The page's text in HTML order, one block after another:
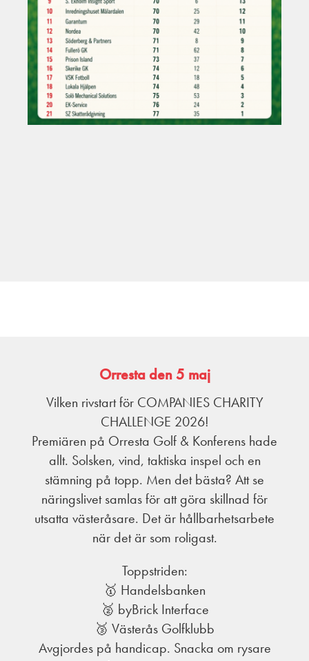
Orresta den 5 maj
Vilken rivstart för COMPANIES CHARITY
CHALLENGE 2026!
Premiären på Orresta Golf & Konferens hade
allt. Solsken, vind, taktiska inspel och en
stämning på topp. Men det bästa? Att se
näringslivet samlas för att göra skillnad för
utsatta västeråsare. Det är hållbarhetsarbete
när det är som roligast.
Toppstriden:
🥇 Handelsbanken
🥈 byBrick Interface
🥉 Västerås Golfklubb
Avgjordes på handicap. Snacka om rysare